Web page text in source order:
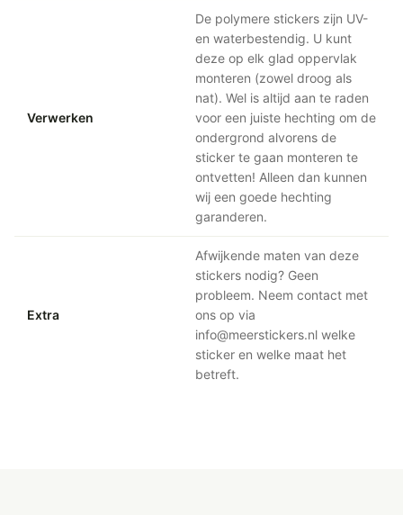
Verwerken
De polymere stickers zijn UV-
en waterbestendig. U kunt
deze op elk glad oppervlak
monteren (zowel droog als
nat). Wel is altijd aan te raden
voor een juiste hechting om de
ondergrond alvorens de
sticker te gaan monteren te
ontvetten! Alleen dan kunnen
wij een goede hechting
garanderen.
Extra
Afwijkende maten van deze
stickers nodig? Geen
probleem. Neem contact met
ons op via
info@meerstickers.nl welke
sticker en welke maat het
betreft.